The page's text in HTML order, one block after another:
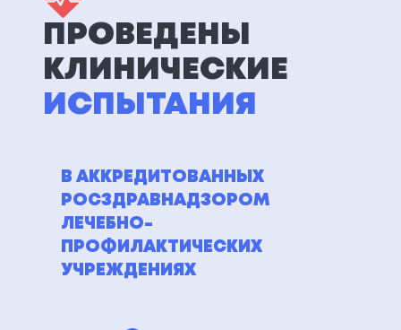
ПРОВЕДЕНЫ
КЛИНИЧЕСКИЕ
ИСПЫТАНИЯ
В АККРЕДИТОВАННЫХ
РОСЗДРАВНАДЗОРОМ
ЛЕЧЕБНО-
ПРОФИЛАКТИЧЕСКИХ
УЧРЕЖДЕНИЯХ